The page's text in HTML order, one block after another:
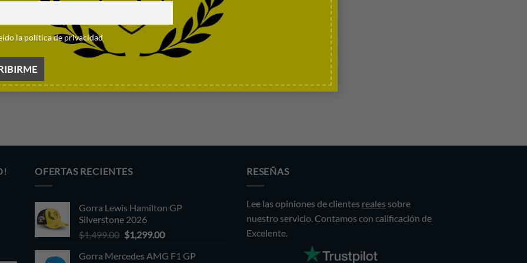
la política de privacidad
OFERTAS RECIENTES
Gorra Lewis Hamilton GP
Silverstone 2026
$1,499.00 Original
was:
$1,299.00Current
is:
Gorra Mercedes AMG F1 GP
RESEÑAS
Lee las opiniones de clientes reales sobre
nuestro servicio. Contamos con calificación de
Excelente.